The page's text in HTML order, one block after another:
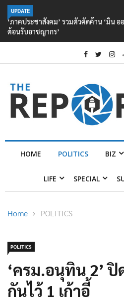
UPDATE
‘ภาคประชาสังคม’ รวมตัวคัดค้าน ‘มิน ออ
ต้อนรับอาชญากร’
HOME POLITICS BIZ
LIFE SPECIAL
Home POLITICS
POLITICS
‘ครม.อนุทิน 2’
กันไว้ 1 เก้าอี้